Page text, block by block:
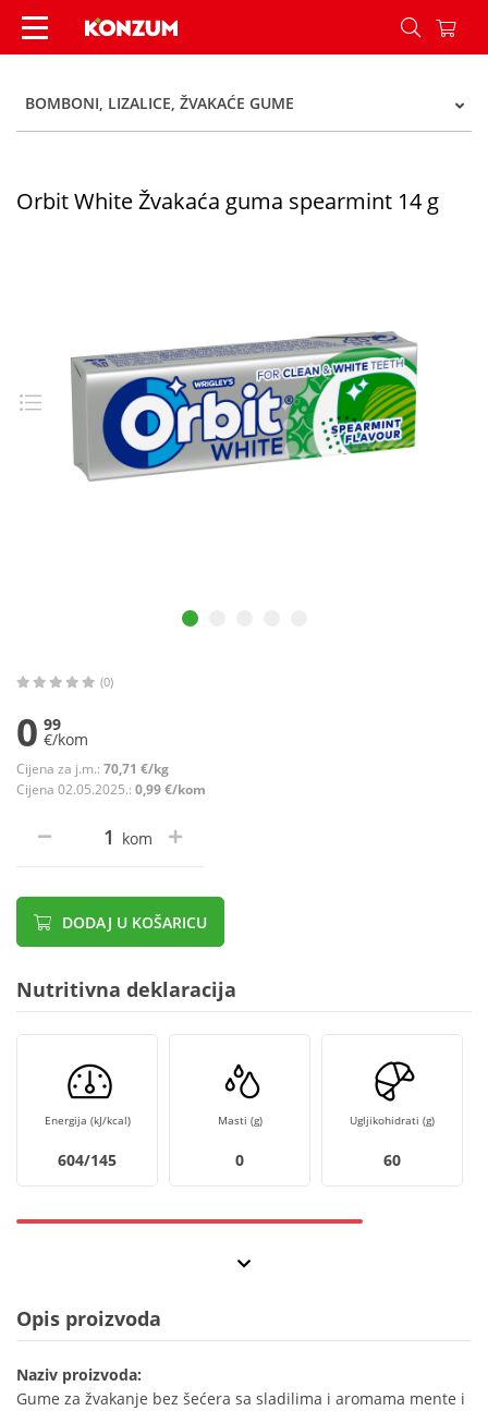
Orbit White Žvakaća guma spearmint 14 g -
BOMBONI, LIZALICE, ŽVAKAĆE GUME
Orbit White Žvakaća guma spearmint 14 g
(0)
0 99
€/kom
Cijena za j.m.: 70,71 €/kg
Cijena 02.05.2025.: 0,99 €/kom
kom
DODAJ U KOŠARICU
Nutritivna deklaracija
Energija (kJ/kcal)
604/145
Masti (g)
0
Ugljikohidrati (g)
60
Opis proizvoda
Naziv proizvoda:
Gume za žvakanje bez šećera sa sladilima i aromama mente i